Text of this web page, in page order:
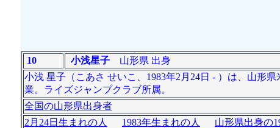
10 小浅星子山形県 出身
小浅 星子（こあさ せいこ、1983年2月24日 - ）は、山形
業。ライズジャンプクラブ所属。
全国の山形県出身者
2月24日生まれの人
1983年生まれの人
山形県出身の